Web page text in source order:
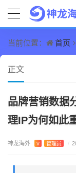
当前位置： 首页
正文
品牌营销数据
理IP为何如此
神龙海外 V 管理员 /